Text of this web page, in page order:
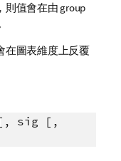
值會在由 group
在圖表維度上反覆
[, sig [,